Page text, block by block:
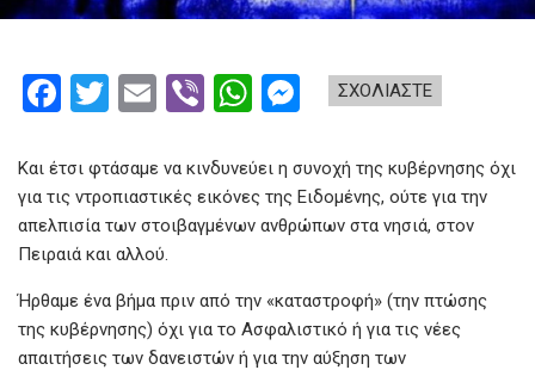
ΣΧΟΛΙΑΣΤΕ
F
ce
b
o
k
T
tt
er
E
ail
Vi
er
W
at
s
A
p
se
n
g
Και έτσι φτάσαμε να κινδυνεύει η συνοχή της κυβέρνησης όχι
για τις ντροπιαστικές εικόνες της Ειδομένης, ούτε για την
απελπισία των στοιβαγμένων ανθρώπων στα νησιά, στον
Πειραιά και αλλού.
Ήρθαμε ένα βήμα πριν από την «καταστροφή» (την πτώσης
της κυβέρνησης) όχι για το Ασφαλιστικό ή για τις νέες
απαιτήσεις των δανειστών ή για την αύξηση των